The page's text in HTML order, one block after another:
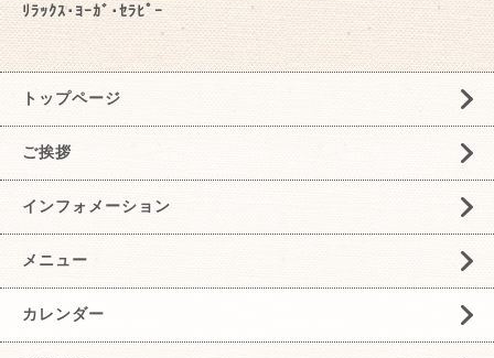
ﾘﾗｯｸｽ･ﾖｰｶﾞ･ｾﾗﾋﾟｰ
トップページ
ご挨拶
インフォメーション
メニュー
カレンダー